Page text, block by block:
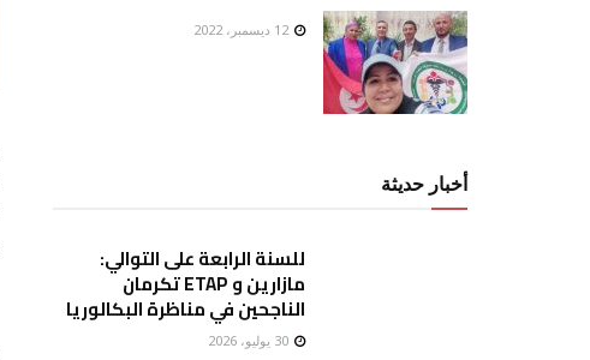
أخبار حديثة
للسنة الرابعة على التوالي:
مازارين و ETAP تكرمان
الناجحين في مناظرة البكالوريا